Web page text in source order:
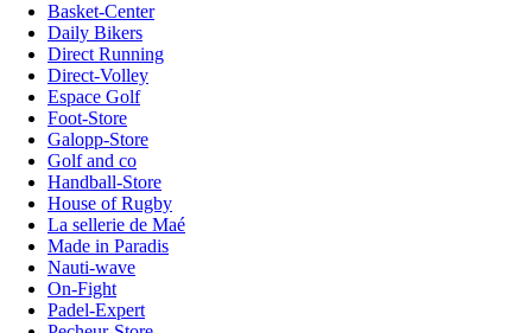
Basket-Center
Daily Bikers
Direct Running
Direct-Volley
Espace Golf
Foot-Store
Galopp-Store
Golf and co
Handball-Store
House of Rugby
La sellerie de Maé
Made in Paradis
Nauti-wave
On-Fight
Padel-Expert